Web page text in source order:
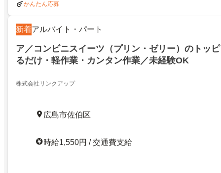
かんたん応募
新着アルバイト・パート
ア／コンビニスイーツ（プリン・ゼリー）のトッ
るだけ・軽作業・カンタン作業／未経験OK
株式会社リンクアップ
広島市佐伯区
時給1,550円 / 交通費支給